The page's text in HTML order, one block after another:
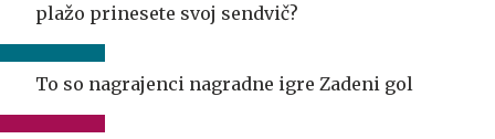
plažo prinesete svoj sendvič?
To so nagrajenci nagradne igre Zadeni gol